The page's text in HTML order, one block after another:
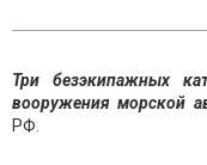
Три безэкипажных
вооружения морской
РФ.